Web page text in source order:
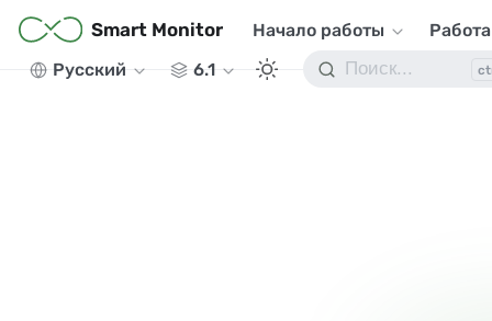
Smart Monitor Начало работы
Русский
6.1